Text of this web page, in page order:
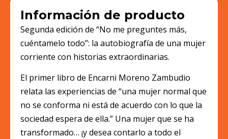
Información de producto
Segunda edición de “No me preguntes más,
cuéntamelo todo”: la autobiografía de una mujer
corriente con historias extraordinarias.
El primer libro de Encarni Moreno Zambudio
relata las experiencias de “una mujer normal que
no se conforma ni está de acuerdo con lo que la
sociedad espera de ella.” Una mujer que se ha
transformado… ¡y desea contarlo a todo el